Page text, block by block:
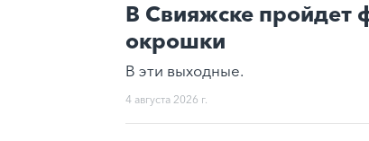
В Свияжске пройдет
окрошки
В эти выходные.
4 августа 2026 г.